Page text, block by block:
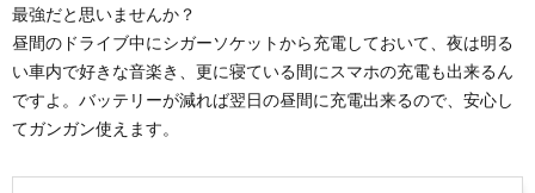
最強だと思いませんか？
昼間のドライブ中にシガーソケットから充電しておいて、夜は明る
い車内で好きな音楽き、更に寝ている間にスマホの充電も出来るん
ですよ。バッテリーが減れば翌日の昼間に充電出来るので、安心し
てガンガン使えます。